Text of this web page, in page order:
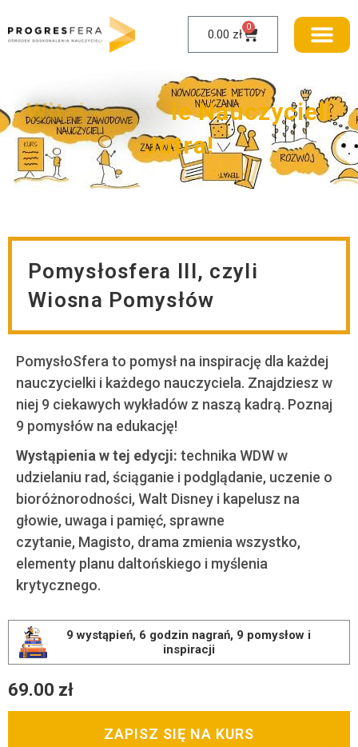
0.00 zł 0
Witaj w gr onie Nauczycieli
Jutra!
Pomysłosfera III, czyli
Wiosna Pomysłów
PomysłoSfera to pomysł na inspirację dla każdej
nauczycielki i każdego nauczyciela. Znajdziesz w
niej 9 ciekawych wykładów z naszą kadrą. Poznaj
9 pomysłów na edukację!
Wystąpienia w tej edycji: technika WDW w
udzielaniu rad, ściąganie i podglądanie, uczenie o
bioróżnorodności, Walt Disney i kapelusz na
głowie, uwaga i pamięć, sprawne
czytanie, Magisto, drama zmienia wszystko,
elementy planu daltońskiego i myślenia
krytycznego.
9 wystąpień, 6 godzin nagrań, 9 pomysłow i
inspiracji
69.00 zł
ZAPISZ SIĘ NA KURS